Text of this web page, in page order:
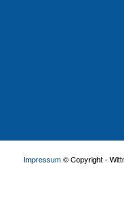
Impressum© Copyright -